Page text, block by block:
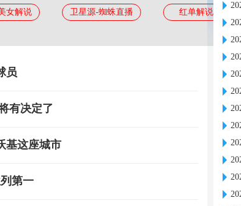
女解说 卫星源-蜘蛛直播 红单解说
员
有决定了
基这座城市
第一